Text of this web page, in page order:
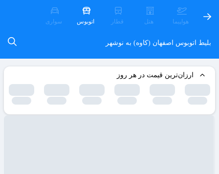
هواپیما هتل قطار اتوبوس سواری
بلیط اتوبوس اصفهان (کاوه) به نوشهر
ارزان‌ترین قیمت در هر روز